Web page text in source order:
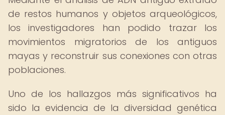
de restos humanos y objetos arqueológicos,
los investigadores han podido trazar los
movimientos migratorios de los antiguos
mayas y reconstruir sus conexiones con otras
poblaciones.
Uno de los hallazgos más significativos ha
sido la evidencia de la diversidad genética